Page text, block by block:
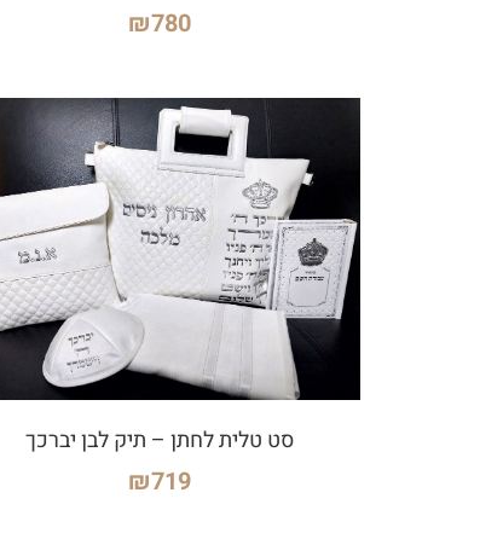
₪780
סט טלית לחתן – תיק לבן יברכך
₪719